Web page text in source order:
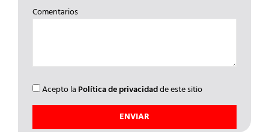
Comentarios
Acepto la Política de privacidadde este sitio